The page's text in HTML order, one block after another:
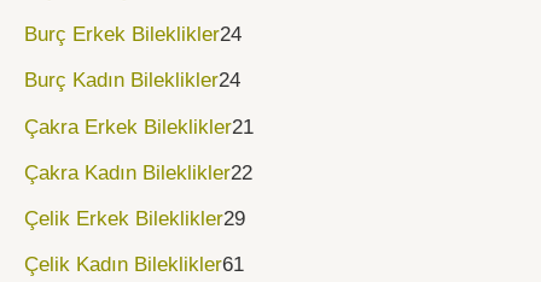
Burç Erkek Bileklikler24
Burç Kadın Bileklikler24
Çakra Erkek Bileklikler21
Çakra Kadın Bileklikler22
Çelik Erkek Bileklikler29
Çelik Kadın Bileklikler61